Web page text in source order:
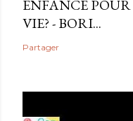
ENFANCE
VIE? - BORI...
Partager